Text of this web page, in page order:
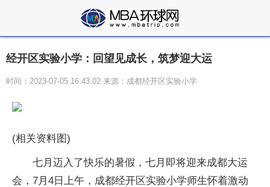
经开区实验小学：回望见成长，筑梦迎大运
时间：2023-07-05 16:43:02 来源：成都经开区实验小学
(相关资料图)
七月迈入了快乐的暑假，七月即将迎来成都大运
会，7月4日上午，成都经开区实验小学师生怀着激动